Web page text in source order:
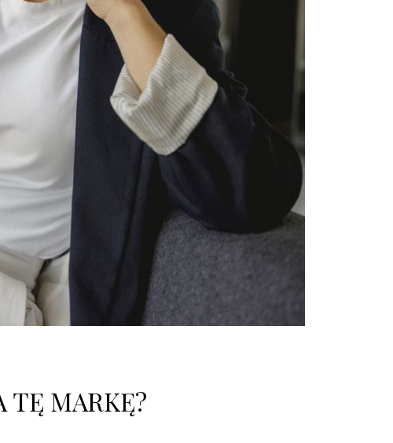
TĘ MARKĘ?